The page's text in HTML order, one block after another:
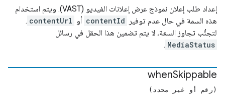
إعداد طلب إعلان نموذج عرض إعلانات الفيديو (VAST). ويتم استخدام
هذه السمة في حال عدم توفير
contentId أو contentUrl
.
لتجنُّب تجاوز السعة، لا يتم تضمين هذا الحقل في رسائل
MediaStatus
.
whenSkippable
(رقم أو غير محدد)